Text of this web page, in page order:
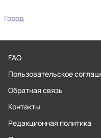
Город
FAQ
Пользовательское
Обратная связь
Контакты
Редакционная политика